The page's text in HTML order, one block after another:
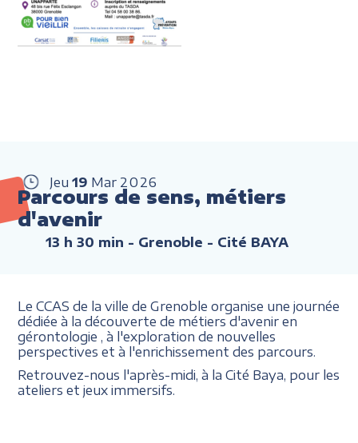
Jeu 19 Mar 2026
Parcours de sens, métiers
d'avenir
13 h 30 min - Grenoble - Cité BAYA
Le CCAS de la ville de Grenoble organise une journée
dédiée à la découverte de métiers d'avenir en
gérontologie , à l'exploration de nouvelles
perspectives et à l'enrichissement des parcours.
Retrouvez-nous l'après-midi, à la Cité Baya, pour les
ateliers et jeux immersifs.